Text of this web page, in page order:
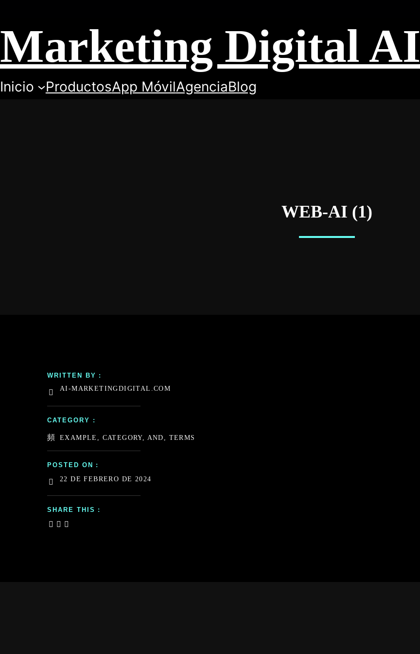
Marketing Digital AI
Inicio ProductosApp MóvilAgenciaBlog
WEB-AI (1)
WRITTEN BY :
AI-MARKETINGDIGITAL.COM
CATEGORY :
EXAMPLE, CATEGORY, AND, TERMS
POSTED ON :
22 DE FEBRERO DE 2024
SHARE THIS :